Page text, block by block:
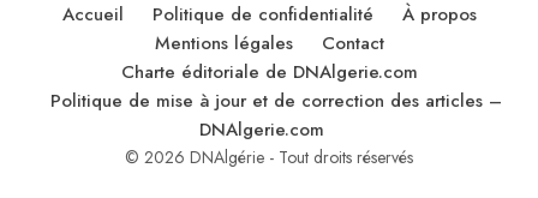
Accueil Politique de confidentialité
À propos
Mentions légales
Contact
Charte éditoriale de DNAlgerie.com
Politique de mise à jour et de correction des articles –
DNAlgerie.com
© 2026 DNAlgérie - Tout droits réservés